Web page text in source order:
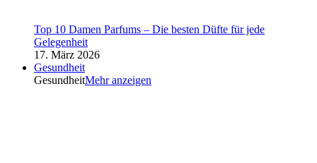
Top 10 Damen Parfums – Die besten Düfte für jede
Gelegenheit
17. März 2026
Gesundheit
GesundheitMehr anzeigen